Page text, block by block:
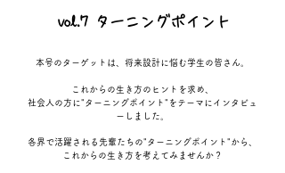
vol.7 ターニングポイント
本号のターゲットは、将来設計に悩む学生の皆さん。
これからの生き方のヒントを求め、
社会人の方に"ターニングポイント"をテーマにインタビュ
ーし ました。
各界で活躍される先輩たちの"ターニングポイント"から、
これからの生き方を考えてみませんか？